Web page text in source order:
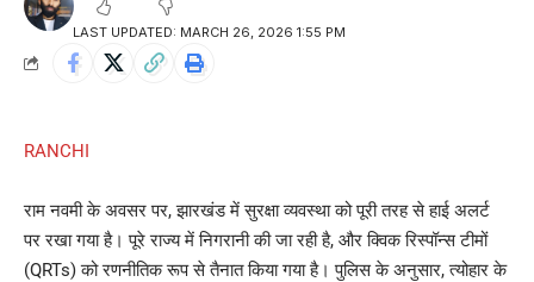
LAST UPDATED: MARCH 26, 2026 1:55 PM
RANCHI
राम नवमी के अवसर पर, झारखंड में सुरक्षा व्यवस्था को पूरी तरह से हाई अलर्ट
पर रखा गया है। पूरे राज्य में निगरानी की जा रही है, और क्विक रिस्पॉन्स टीमों
(QRTs) को रणनीतिक रूप से तैनात किया गया है। पुलिस के अनुसार, त्योहार के